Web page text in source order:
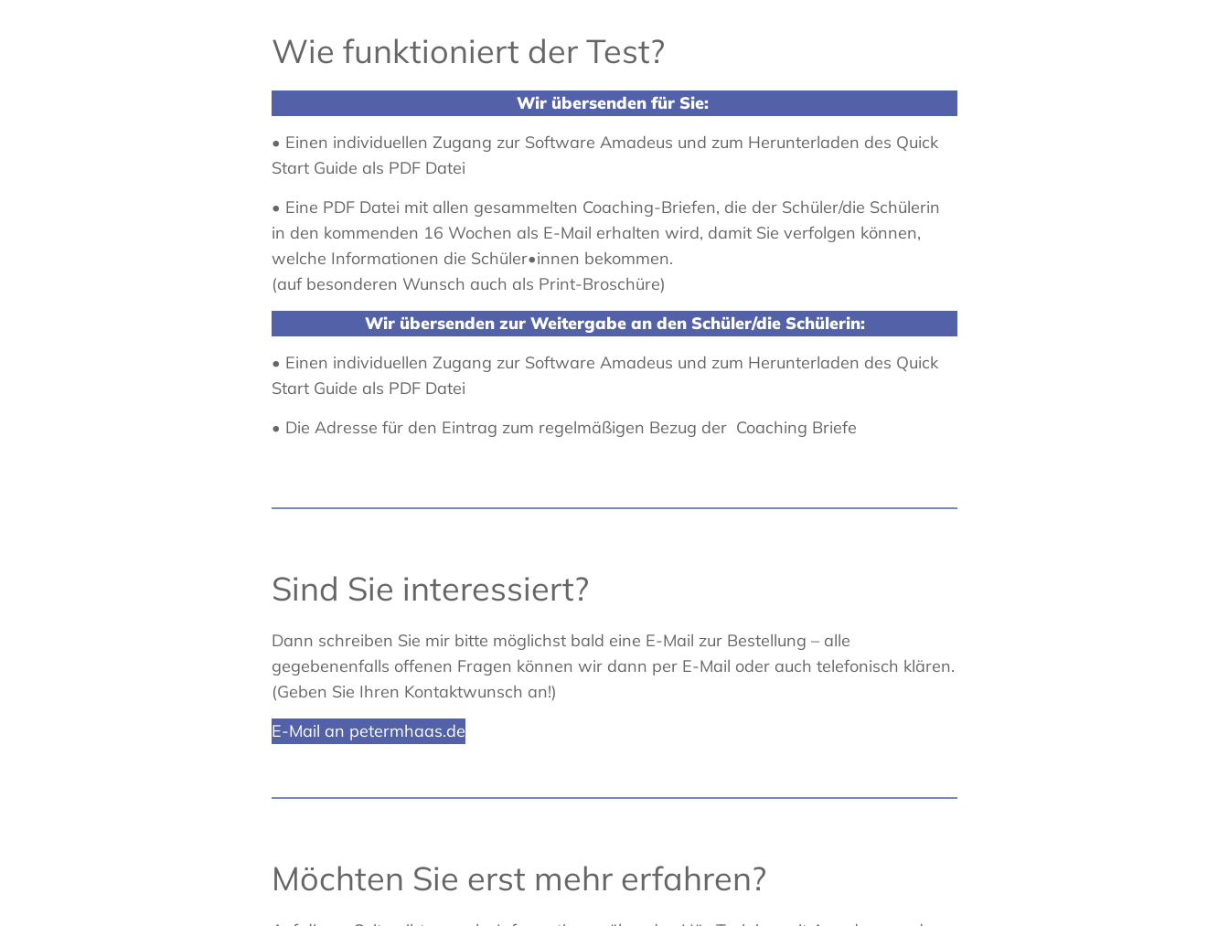
Wie funktioniert der Test?
Wir übersenden für Sie:
• Einen individuellen Zugang zur Software Amadeus und zum Herunterladen des Quick
Start Guide als PDF Datei
• Eine PDF Datei mit allen gesammelten Coaching-Briefen, die der Schüler/die Schülerin
in den kommenden 16 Wochen als E-Mail erhalten wird, damit Sie verfolgen können,
welche Informationen die Schüler•innen bekommen.
(auf besonderen Wunsch auch als Print-Broschüre)
Wir übersenden zur Weitergabe an den Schüler/die Schülerin:
• Einen individuellen Zugang zur Software Amadeus und zum Herunterladen des Quick
Start Guide als PDF Datei
• Die Adresse für den Eintrag zum regelmäßigen Bezug der Coaching Briefe
Sind Sie interessiert?
Dann schreiben Sie mir bitte möglichst bald eine E-Mail zur Bestellung – alle
gegebenenfalls offenen Fragen können wir dann per E-Mail oder auch telefonisch klären.
(Geben Sie Ihren Kontaktwunsch an!)
E-Mail an petermhaas.de
Möchten Sie erst mehr erfahren?